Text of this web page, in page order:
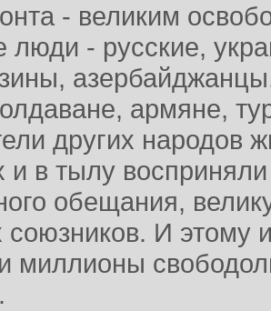
- великим
люди - русские,
армяне,
других народов
и в тылу
обещания,
союзников. И этому
миллионы